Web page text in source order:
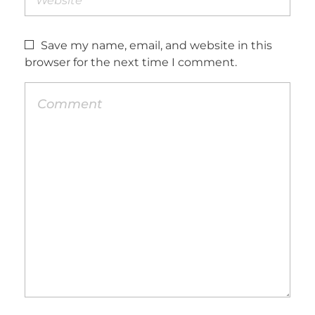
Save my name, email, and website in this
browser for the next time I comment.